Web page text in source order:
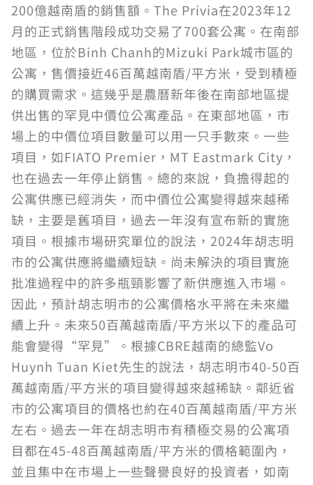
200億越南盾的銷售額。The Privia在2023年12
月的正式銷售階段成功交易了700套公寓。在南部
地區，位於Binh Chanh的Mizuki Park城市區的
公寓，售價接近46百萬越南盾/平方米，受到積極
的購買需求。這幾乎是農曆新年後在南部地區提
供出售的罕見中價位公寓產品。在東部地區，市
場上的中價位項目數量可以用一只手數來。一些
項目，如FIATO Premier，MT Eastmark City，
也在過去一年停止銷售。總的來說，負擔得起的
公寓供應已經消失，而中價位公寓變得越來越稀
缺，主要是舊項目，過去一年沒有宣布新的實施
項目。根據市場研究單位的說法，2024年胡志明
市的公寓供應將繼續短缺。尚未解決的項目實施
批准過程中的許多瓶頸影響了新供應進入市場。
因此，預計胡志明市的公寓價格水平將在未來繼
續上升。未來50百萬越南盾/平方米以下的產品可
能會變得“罕見”。根據CBRE越南的總監Vo
Huynh Tuan Kiet先生的說法，胡志明市40-50百
萬越南盾/平方米的項目變得越來越稀缺。鄰近省
市的公寓項目的價格也約在40百萬越南盾/平方米
左右。過去一年在胡志明市有積極交易的公寓項
目都在45-48百萬越南盾/平方米的價格範圍內，
並且集中在市場上一些聲譽良好的投資者，如南